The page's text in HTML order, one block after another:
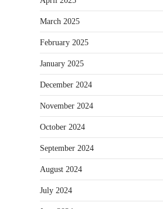
March 2025
February 2025
January 2025
December 2024
November 2024
October 2024
September 2024
August 2024
July 2024